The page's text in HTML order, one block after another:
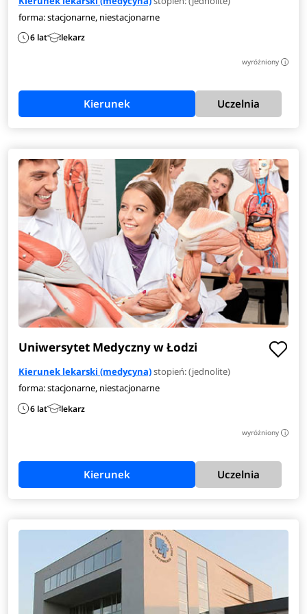
Studia na kierunku lekarskim to studia jednolite
magisterskie, z obszaru nauk medycznych i nauk o zdrowiu,
których program kształcenia koncentruje się w
zagadnieniach z zakresu medycyny. Studia trwają 6 lat (12
zawodowego (lekarz).
Zobacz pełen opis kierunku>
forma: stacjonarne, niestacjonarne
6 lat lekarz
wyróżniony i
Kierunek Uczelnia
Uniwersytet Medyczny w Łodzi
Kierunek lekarski (medycyna)stopień: (jednolite)
forma: stacjonarne, niestacjonarne
6 lat lekarz
wyróżniony i
Kierunek Uczelnia